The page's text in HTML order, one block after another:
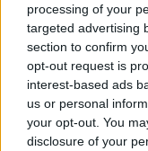
processing of your
targeted advertising
section to confirm
opt-out request is
interest-based ads
us or personal
your opt-out. You
disclosure of your
Sajtó: Az Aston